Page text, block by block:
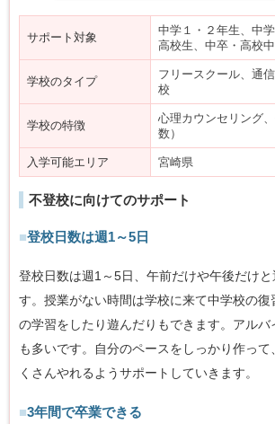
サポート対象
中学１・２年生、中
高校生、中卒・高校
学校のタイプ
フリースクール、通
校
学校の特徴
心理カウンセリング
数）
入学可能エリア 宮崎県
不登校に向けてのサポート
■登校日数は週1～5日
登校日数は週1～5日、午前だけや午後だけと
す。授業がない時間は学校に来て中学校の復
の学習をしたり遊んだりもできます。アルバ
も多いです。自分のペースをしっかり作って
くさんやれるようサポートしていきます。
■3年間で卒業できる